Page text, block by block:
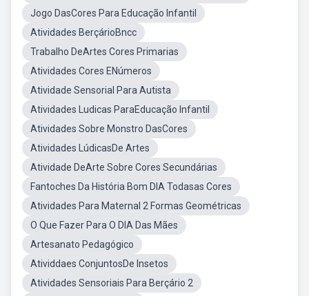
Jogo DasCores Para Educação Infantil
Atividades BerçárioBncc
Trabalho DeArtes Cores Primarias
Atividades Cores ENúmeros
Atividade Sensorial Para Autista
Atividades Ludicas ParaEducação Infantil
Atividades Sobre Monstro DasCores
Atividades LúdicasDe Artes
Atividade DeArte Sobre Cores Secundárias
Fantoches Da História Bom DIA Todasas Cores
Atividades Para Maternal 2 Formas Geométricas
O Que Fazer Para O DIA Das Mães
Artesanato Pedagógico
Atividdaes ConjuntosDe Insetos
Atividades Sensoriais Para Berçário 2